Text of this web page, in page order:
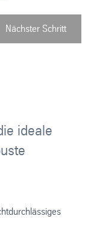
Nächster Schritt
ideale